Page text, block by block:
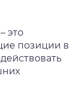
это
позиции в